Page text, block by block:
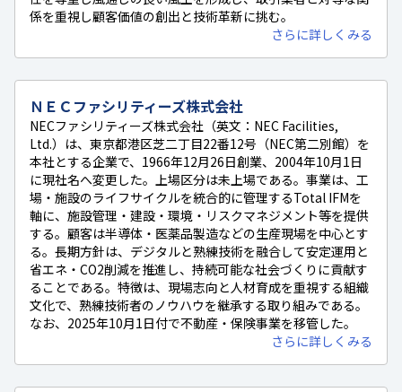
係を重視し顧客価値の創出と技術革新に挑む。
さらに詳しくみる
ＮＥＣファシリティーズ株式会社
NECファシリティーズ株式会社（英文：NEC Facilities,
Ltd.）は、東京都港区芝二丁目22番12号（NEC第二別館）を
本社とする企業で、1966年12月26日創業、2004年10月1日
に現社名へ変更した。上場区分は未上場である。事業は、工
場・施設のライフサイクルを統合的に管理するTotal IFMを
軸に、施設管理・建設・環境・リスクマネジメント等を提供
する。顧客は半導体・医薬品製造などの生産現場を中心とす
る。長期方針は、デジタルと熟練技術を融合して安定運用と
省エネ・CO2削減を推進し、持続可能な社会づくりに貢献す
ることである。特徴は、現場志向と人材育成を重視する組織
文化で、熟練技術者のノウハウを継承する取り組みである。
なお、2025年10月1日付で不動産・保険事業を移管した。
さらに詳しくみる